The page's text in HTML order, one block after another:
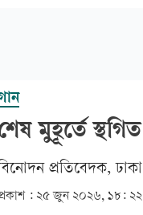
মুহূর্তে
প্রতিবেদক, ঢাকা
: ২৫ জুন ২০২৬, ১৮: ২২